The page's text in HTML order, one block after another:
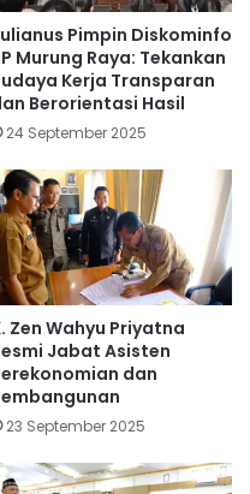
Pimpin Diskominfo
Murung Raya: Tekankan
Kerja Transparan
Berorientasi Hasil
24 September 2025
Zen Wahyu Priyatna
Jabat Asisten
dan
23 September 2025